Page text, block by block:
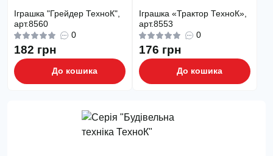
Іграшка "Грейдер ТехноК",
арт.8560
0
182 грн
До кошика
Іграшка «Трактор ТехноК»,
арт.8553
0
176 грн
До кошика